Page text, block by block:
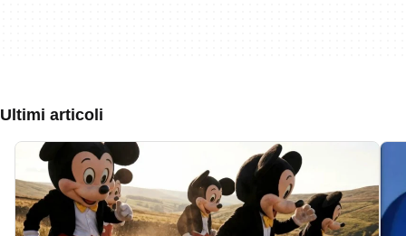
Ultimi articoli